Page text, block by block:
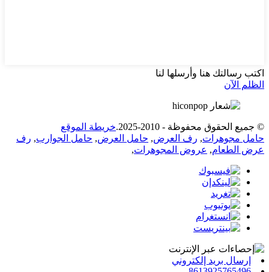
اكتب رسالتك هنا وأرسلها لنا
الظلم الآن
© جميع الحقوق محفوظة - 2010-2025.
خريطة الموقع
حامل مجوهرات, رف العرض, حامل العرض, حامل الجوارب, رف
عرض الطعام, عروض المجوهرات,
إرسال بريد إلكتروني